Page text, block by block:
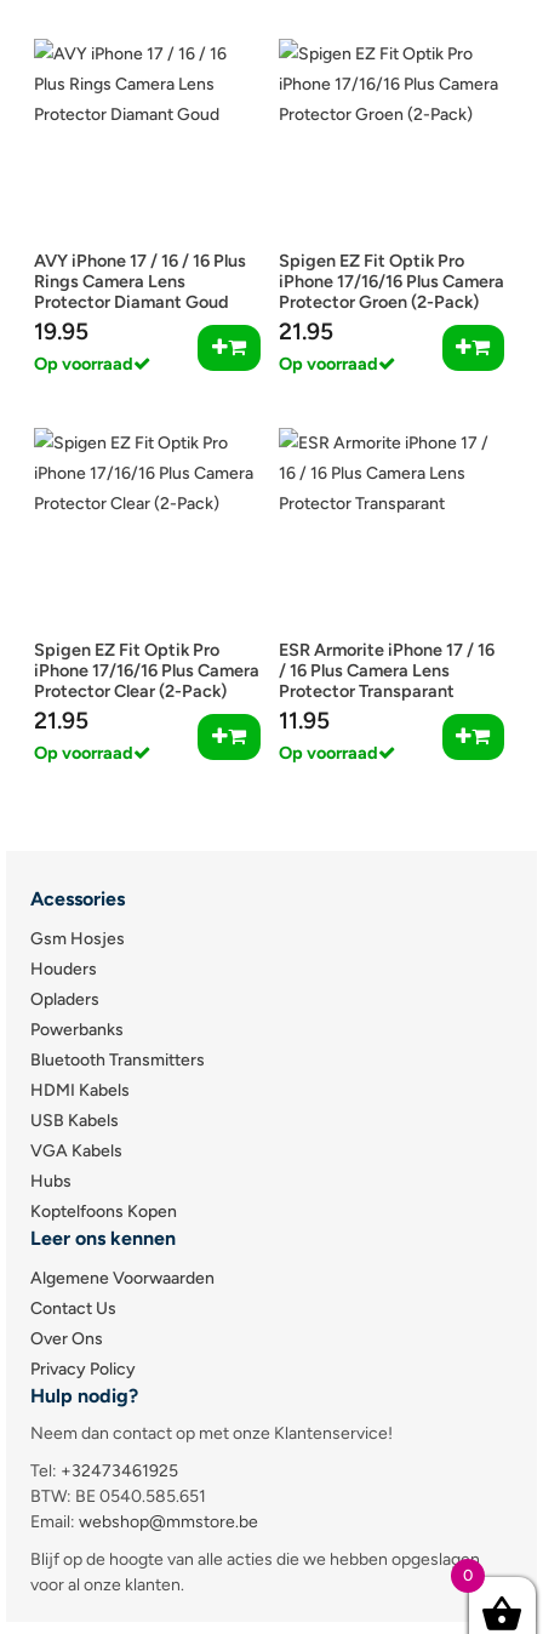
AVY iPhone 17 / 16 / 16 Plus
Rings Camera Lens
Protector Diamant Goud
19.95
Op voorraad
Spigen EZ Fit Optik Pro
iPhone 17/16/16 Plus Camera
Protector Groen (2-Pack)
21.95
Op voorraad
Spigen EZ Fit Optik Pro
iPhone 17/16/16 Plus Camera
Protector Clear (2-Pack)
21.95
Op voorraad
ESR Armorite iPhone 17 / 16
/ 16 Plus Camera Lens
Protector Transparant
11.95
Op voorraad
Acessories
Gsm Hosjes
Houders
Opladers
Powerbanks
Bluetooth Transmitters
HDMI Kabels
USB Kabels
VGA Kabels
Hubs
Koptelfoons Kopen
Leer ons kennen
Algemene Voorwaarden
Contact Us
Over Ons
Privacy Policy
Hulp nodig?
Neem dan contact op met onze Klantenservice!
Tel: +32473461925
BTW: BE 0540.585.651
Email: webshop@mmstore.be
Blijf op de hoogte van alle acties die we hebben opgeslagen
voor al onze klanten.
0